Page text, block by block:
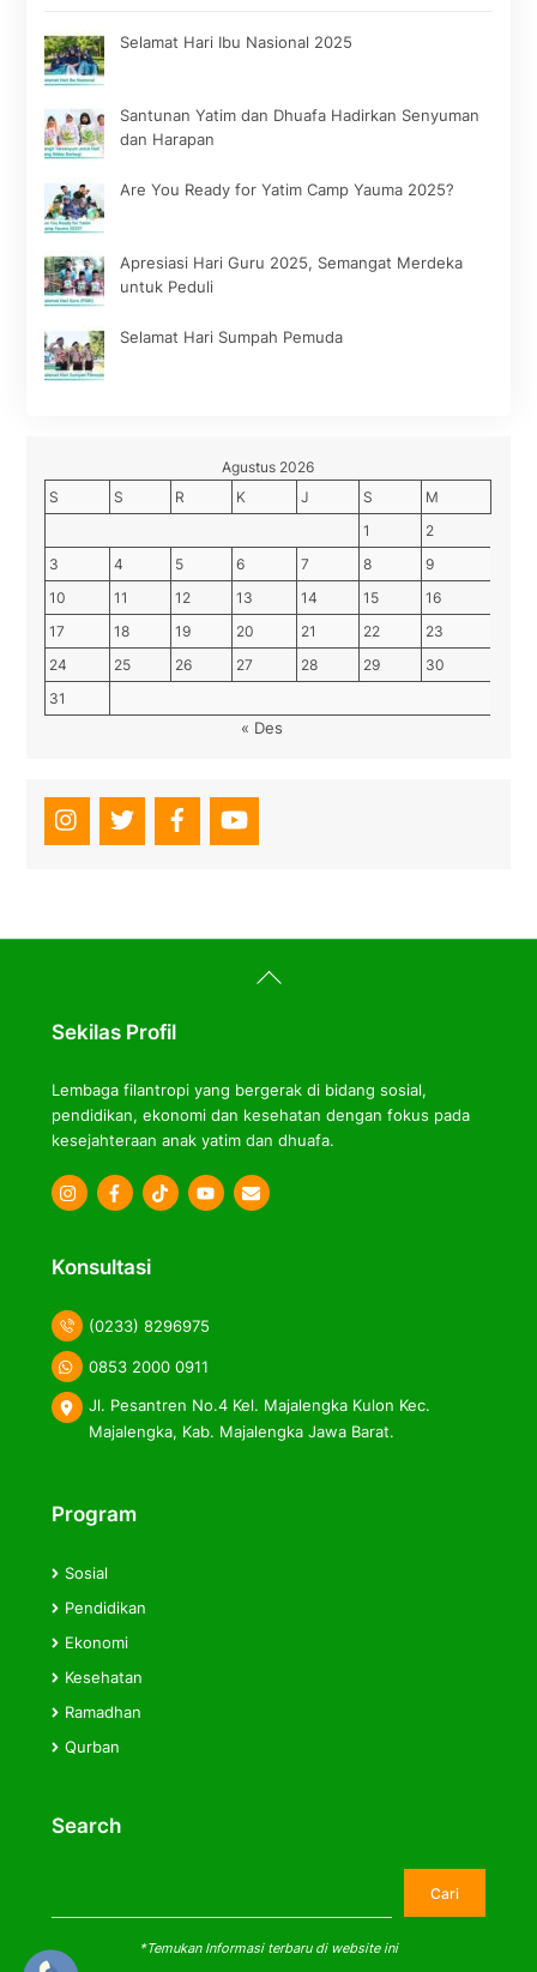
Selamat Hari Ibu Nasional 2025
Santunan Yatim dan Dhuafa Hadirkan Senyuman
dan Harapan
Are You Ready for Yatim Camp Yauma 2025?
Apresiasi Hari Guru 2025, Semangat Merdeka
untuk Peduli
Selamat Hari Sumpah Pemuda
Agustus 2026
S
S R K J S
M
1
2
3
4 5 6 7 8
9
10
11 12 13 14 15
16
17
18 19 20 21 22
23
24
25 26 27 28 29
30
31
« Des
Back
To
Sekilas Profil
Lembaga filantropi yang bergerak di bidang sosial,
pendidikan, ekonomi dan kesehatan dengan fokus pada
kesejahteraan anak yatim dan dhuafa.
Icon
Icon
Icon
Konsultasi
(0233) 8296975
0853 2000 0911
Jl. Pesantren No.4 Kel. Majalengka Kulon Kec.
Majalengka, Kab. Majalengka Jawa Barat.
Program
Sosial
Pendidikan
Ekonomi
Kesehatan
Ramadhan
Qurban
Search
Cari
*Temukan Informasi terbaru di website ini